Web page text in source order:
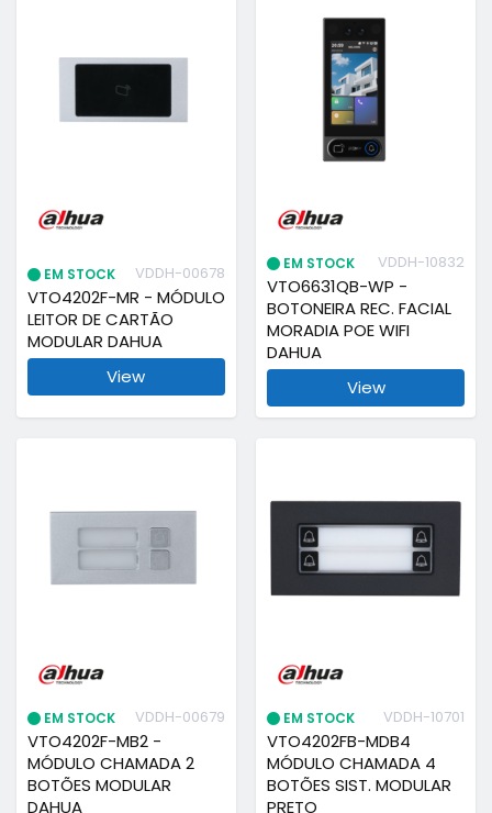
EM STOCK VDDH-00678
VTO4202F-MR - MÓDULO
LEITOR DE CARTÃO
MODULAR DAHUA
View
EM STOCK VDDH-10832
VTO6631QB-WP -
BOTONEIRA REC. FACIAL
MORADIA POE WIFI
DAHUA
View
EM STOCK VDDH-00679
VTO4202F-MB2 -
MÓDULO CHAMADA 2
BOTÕES MODULAR
DAHUA
EM STOCK VDDH-10701
VTO4202FB-MDB4
MÓDULO CHAMADA 4
BOTÕES SIST. MODULAR
PRETO